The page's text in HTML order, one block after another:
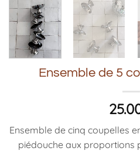
Ensemble de 5
Ensemble de cinq coupelles
piédouche aux proportions